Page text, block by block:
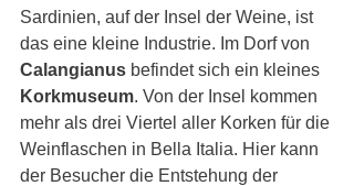
Sardinien, auf der Insel der Weine, ist
das eine kleine Industrie. Im Dorf von
Calangianus befindet sich ein kleines
Korkmuseum. Von der Insel kommen
mehr als drei Viertel aller Korken für die
Weinflaschen in Bella Italia. Hier kann
der Besucher die Entstehung der